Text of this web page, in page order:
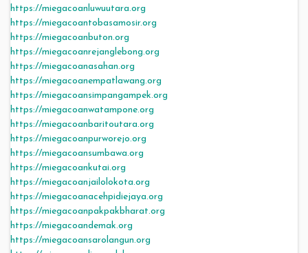
https://miegacoanluwuutara.org
https://miegacoantobasamosir.org
https://miegacoanbuton.org
https://miegacoanrejanglebong.org
https://miegacoanasahan.org
https://miegacoanempatlawang.org
https://miegacoansimpangampek.org
https://miegacoanwatampone.org
https://miegacoanbaritoutara.org
https://miegacoanpurworejo.org
https://miegacoansumbawa.org
https://miegacoankutai.org
https://miegacoanjailolokota.org
https://miegacoanacehpidiejaya.org
https://miegacoanpakpakbharat.org
https://miegacoandemak.org
https://miegacoansarolangun.org